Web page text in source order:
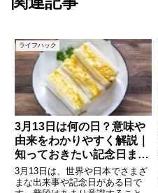
ライフハック
3月13日は何の日？意味や
由来をわかりやすく解説｜
知っておきたい記念日まと
め
3月13日は、世界や日本でさまざ
まな出来事や記念日がある日で